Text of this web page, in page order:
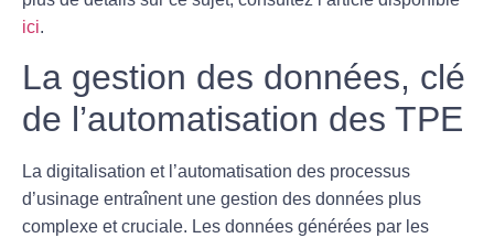
ici.
La gestion des données, clé
de l’automatisation des TPE
La digitalisation et l’automatisation des processus
d’usinage entraînent une gestion des données plus
complexe et cruciale. Les données générées par les